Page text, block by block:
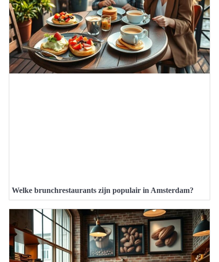
Welke brunchrestaurants zijn populair in Amsterdam?